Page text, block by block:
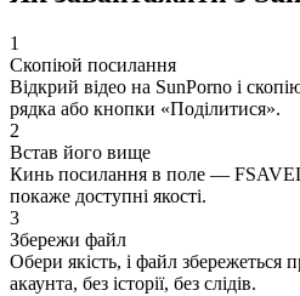
1
Скопіюй посилання
Відкрий відео на SunPorno і
рядка або кнопки «Поділитися».
2
Встав його вище
Кинь посилання в поле —
покаже доступні якості.
3
Збережи файл
Обери якість, і файл збережеться
акаунта, без історії, без слідів.